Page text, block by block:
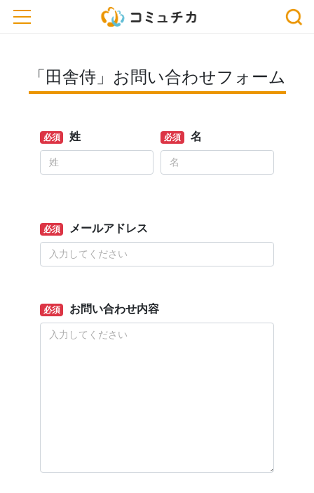
toggle navigation
「田舎侍」お問い合わせフォーム
必須 姓 必須 名
必須 メールアドレス
必須 お問い合わせ内容